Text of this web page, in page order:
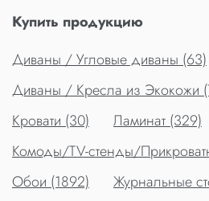
Купить продукцию
Диваны / Угловые диваны (63)
Диваны / Кресла из Экокожи
Кровати (30)
Ламинат (329)
Комоды/TV-стенды/
Обои (1892)
Журнальные